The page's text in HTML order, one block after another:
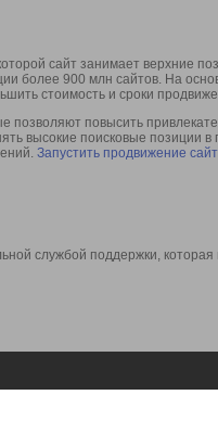
сайт занимает верхние
более 900 млн сайтов. На
стоимость и сроки
повысить
высокие поисковые позиции
Запустить продвижение
службой поддержки,